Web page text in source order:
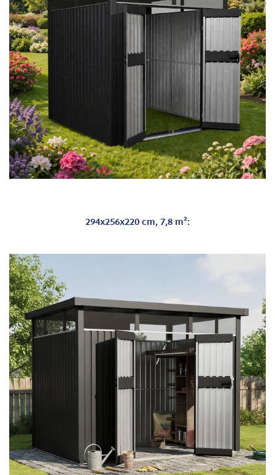
294x256x220 cm, 7,8 m²: